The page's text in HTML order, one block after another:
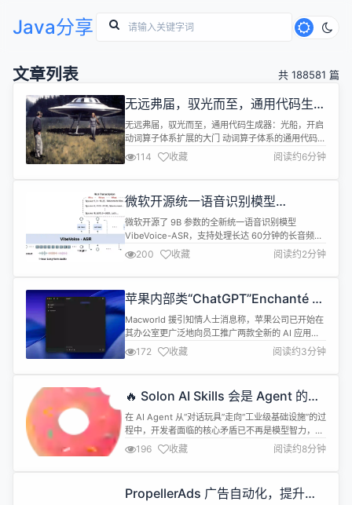
Java分享
文章列表 共 188581 篇
无远弗届，驭光而至，通用代码生成
器：光船，开启动词算子体系扩展的
大门
无远弗届，驭光而至，通用代码生成器：光船，开启
动词算子体系扩展的大门 动词算子体系的通用代码生
成器拥有出众的劳动生产率和易用性。如果说它还有
什么弱点，那就是功能覆盖的范围还是相对固定，不
是很广泛。这主要是由于它的功能覆盖面还不是太
它的能力。而这无非就是两种途径：动词算子组合或
者是动词算子扩展。我觉得，动词算子扩...
114 收藏 阅读约6分钟
微软开源统一语音识别模型
VibeVoice-ASR，专为长音频设计
微软开源了 9B 参数的全新统一语音识别模型
VibeVoice-ASR，支持处理长达 60分钟的长音频，
能够在单次处理中生成包含说话人身份、精确时间戳
和文本内容的结构化转录结果。模型支持用户自定义
热词以提升特定领域的识别准确率。 VibeVoice-
音频分割成短片段（通常会丢失全局上下文）的传统
ASR...
200 收藏 阅读约2分钟
苹果内部类“ChatGPT”Enchanté 曝
光，可写代码改文案
Macworld 援引知情人士消息称，苹果公司已开始在
其办公室更广泛地向员工推广两款全新的 AI 应用。
这两款工具旨在帮助员工在实际场景中测试 AI 功
能，并将其融入工作流程，甚至有助于提升 Apple
Intelligence 的水平。 第一款应用名为 Enchanté，
帮助员工提出想法、进行产品开发、...
172 收藏 阅读约3分钟
🔥 Solon AI Skills 会是 Agent 的未
来吗？
在 AI Agent 从“对话玩具”走向“工业级基础设施”的过
程中，开发者面临的核心矛盾已不再是模型智力，而
是工程约束的缺失。 如果只给模型堆砌散乱的
Tool（函数），它就像一个拿着手术刀却未受过医学
训练的孩子。Solon AI Skills 的出现，标志着 AI 开
了真正可落地的“职业素养”。 S...
196 收藏 阅读约8分钟
PropellerAds 广告自动化，提升投